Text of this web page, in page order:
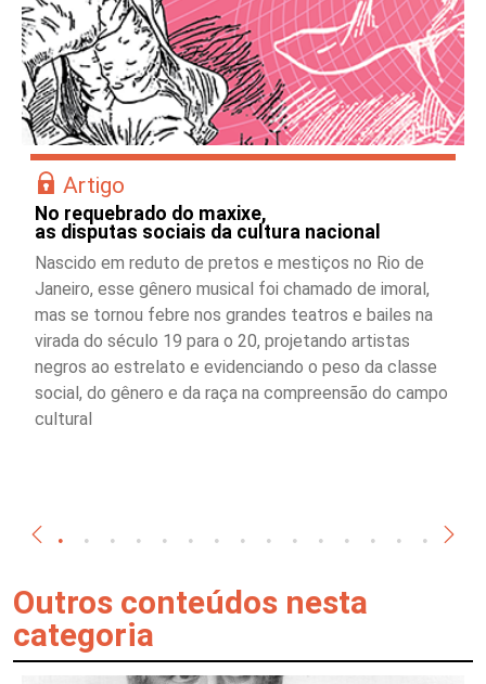
Artigo
No requebrado do maxixe,
as disputas sociais da cultura nacional
Nascido em reduto de pretos e mestiços no Rio de
Janeiro, esse gênero musical foi chamado de imoral,
mas se tornou febre nos grandes teatros e bailes na
virada do século 19 para o 20, projetando artistas
negros ao estrelato e evidenciando o peso da classe
social, do gênero e da raça na compreensão do campo
cultural
Outros conteúdos nesta
categoria